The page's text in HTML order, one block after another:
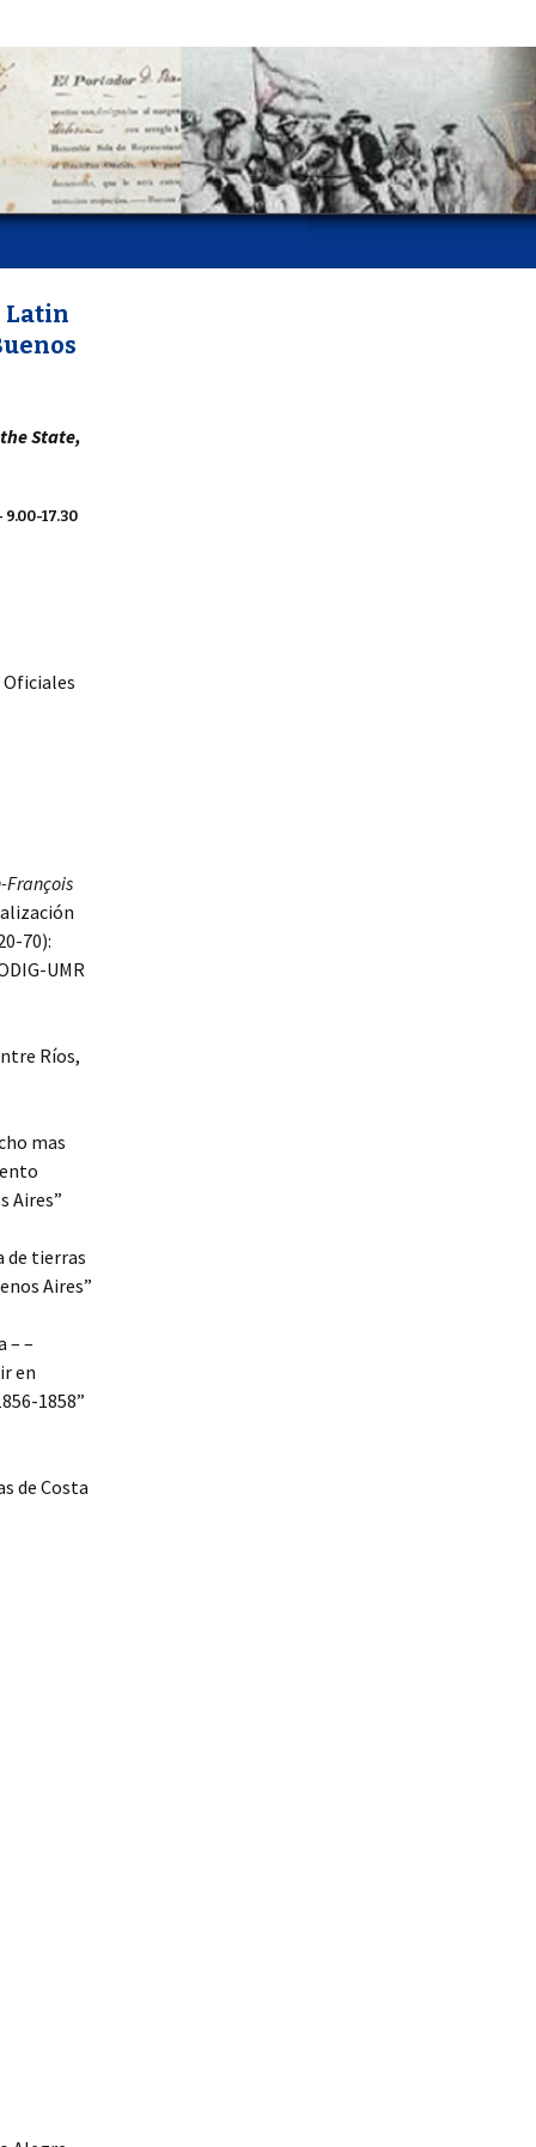
Latin
State,
17.30
Oficiales
François
70):
UMR
Ríos,
mas
Aires”
de tierras
Aires”
– –
en
1858”
de Costa